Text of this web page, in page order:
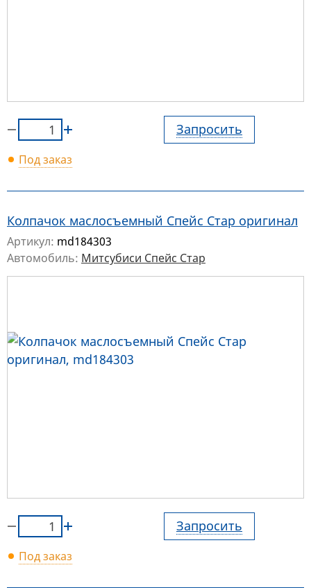
Запросить
Под заказ
Колпачок маслосъемный Спейс Стар оригинал
Артикул: md184303
Автомобиль: Митсубиси Спейс Стар
Запросить
Под заказ